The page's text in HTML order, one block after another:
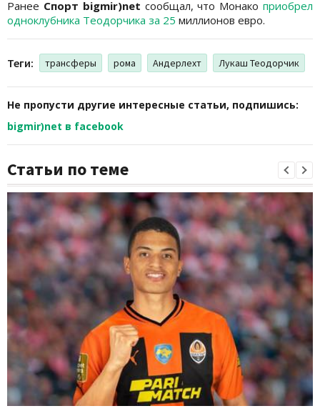
Ранее Спорт bigmir)net сообщал, что Монакоприобрел
одноклубника Теодорчика за 25 миллионов евро.
Теги: трансферы рома Андерлехт Лукаш Теодорчик
Не пропусти другие интересные статьи, подпишись:
bigmir)net в facebook
Статьи по теме